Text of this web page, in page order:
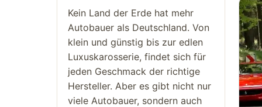
Kein Land der Erde hat mehr
Autobauer als Deutschland. Von
klein und günstig bis zur edlen
Luxuskarosserie, findet sich für
jeden Geschmack der richtige
Hersteller. Aber es gibt nicht nur
viele Autobauer, sondern auch